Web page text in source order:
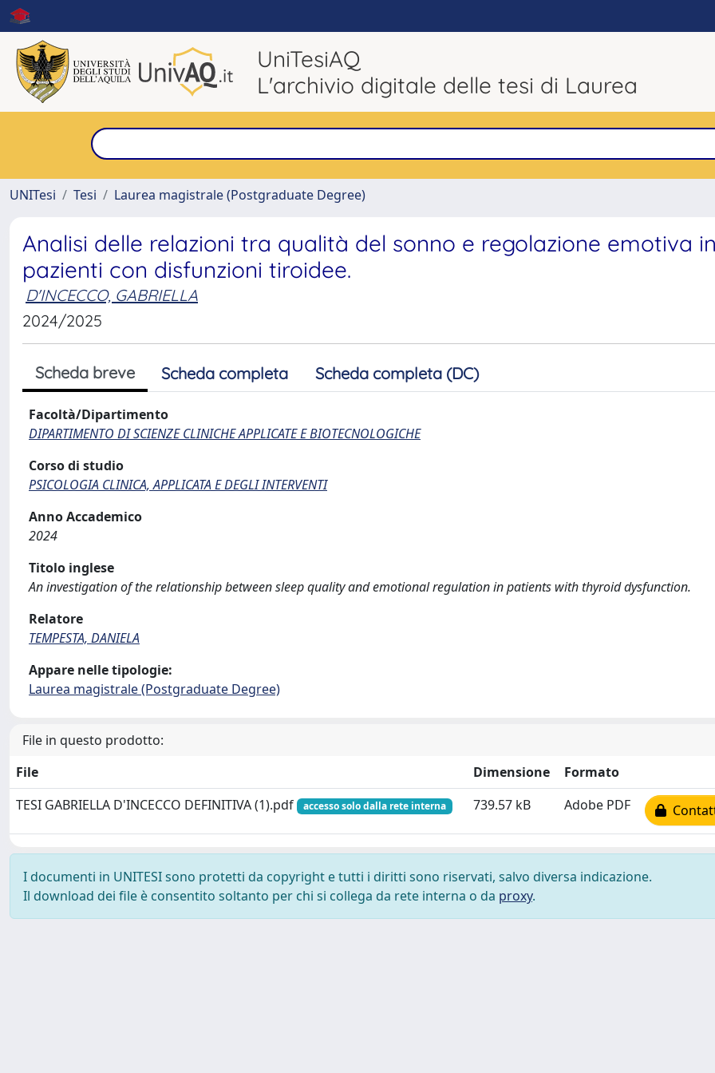
UniTesiAQ
L'archivio digitale delle tesi di Laurea
UNITesi
Tesi Laurea magistrale (Postgraduate Degree)
Analisi delle relazioni tra qualità del sonno e regolazione emotiva in
pazienti con disfunzioni tiroidee.
D'INCECCO, GABRIELLA
2024/2025
Scheda breve Scheda completa Scheda completa (DC)
Facoltà/Dipartimento
DIPARTIMENTO DI SCIENZE CLINICHE APPLICATE E BIOTECNOLOGICHE
Corso di studio
PSICOLOGIA CLINICA, APPLICATA E DEGLI INTERVENTI
Anno Accademico
2024
Titolo inglese
An investigation of the relationship between sleep quality and emotional regulation in patients with thyroid dysfunction.
Relatore
TEMPESTA, DANIELA
Appare nelle tipologie:
Laurea magistrale (Postgraduate Degree)
File in questo prodotto:
File
Dimensione
Formato
TESI GABRIELLA D'INCECCO DEFINITIVA (1).pdf
accesso solo dalla rete interna 739.57 kB Adobe PDF
I documenti in UNITESI sono protetti da copyright e tutti i diritti sono riservati, salvo diversa indicazione.
Il download dei file è consentito soltanto per chi si collega da rete interna o da proxy.